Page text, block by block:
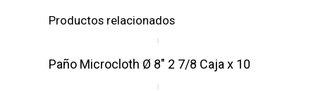
Productos relacionados
Paño Microcloth Ø 8″ 2 7/8 Caja x 10